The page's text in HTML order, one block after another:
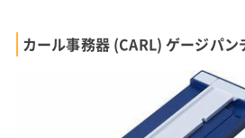
カール事務器 (CARL) ゲージパ